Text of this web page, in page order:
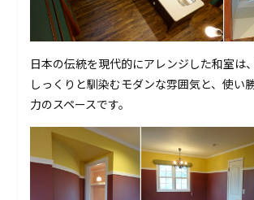
日本の伝統を現代的にアレンジした和室は
しっくりと馴染むモダンな雰囲気と、使い
力のスペースです。